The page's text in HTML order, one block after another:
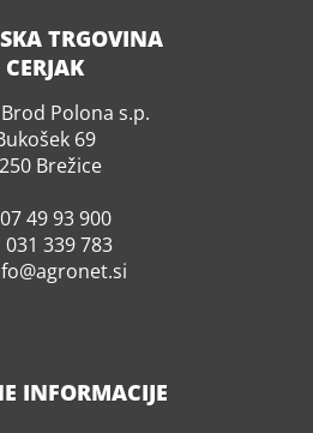
TRGOVINA
CERJAK
Polona s.p.
69
Brežice
07 49 93 900
031 339 783
agronet.si
INFORMACIJE